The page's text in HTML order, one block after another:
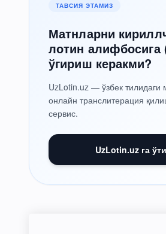
ТАВСИЯ ЭТАМИЗ
Матнларни
лотин алифбосига
ўгириш керакми?
UzLotin.uz — ўзбек тилидаги
онлайн транслитерация
сервис.
UzLotin.uz га